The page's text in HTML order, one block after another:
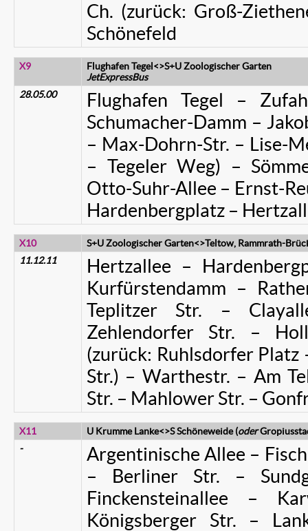
Ch. (zurück: Groß-
Schönefeld
X9
Flughafen Tegel<>S+U Zoologischer Garten
JetExpressBus
28.05.00
Flughafen Tegel –
Schumacher-Damm –
– Max-Dohrn-Str. – Lise-
– Tegeler Weg) –
Otto-Suhr-Allee – Ernst-
Hardenbergplatz –
X10
S+U Zoologischer Garten<>Teltow, Rammrath-
11.12.11
Hertzallee –
Kurfürstendamm –
Teplitzer Str. –
Zehlendorfer Str. –
(zurück: Ruhlsdorfer
Str.) – Warthestr. – Am
Str. – Mahlower Str. –
X11 U Krumme Lanke<>S Schöneweide (oder
-
Argentinische Allee –
– Berliner Str. –
Finckensteinallee –
Königsberger Str. –